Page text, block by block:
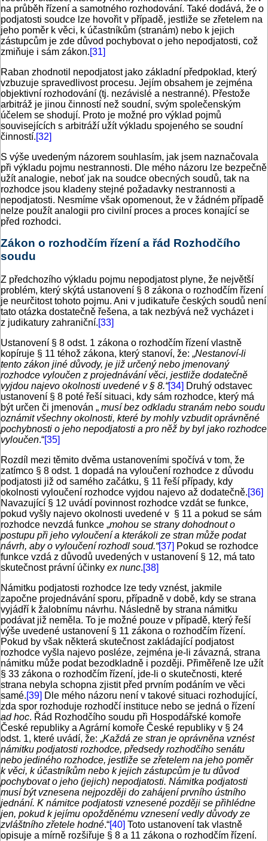
na průběh řízení a samotného rozhodování. Také dodává, že o
podjatosti soudce lze hovořit v případě, jestliže se zřetelem na
jeho poměr k věci, k účastníkům (stranám) nebo k jejich
zástupcům je zde důvod pochybovat o jeho nepodjatosti, což
zmiňuje i sám zákon.[31]
Raban zhodnotil nepodjatost jako základní předpoklad, který
vzbuzuje spravedlivost procesu. Jejím obsahem je zejména
objektivní rozhodování (tj. nezávislé a nestranné). Přestože
arbitráž je jinou činností než soudní, svým společenským
účelem se shodují. Proto je možné pro výklad pojmů
souvisejících s arbitráží užít výkladu spojeného se soudní
činností.[32]
S výše uvedeným názorem souhlasím, jak jsem naznačovala
při výkladu pojmu nestrannosti. Dle mého názoru lze bezpečně
užít analogie, neboť jak na soudce obecných soudů, tak na
rozhodce jsou kladeny stejné požadavky nestrannosti a
nepodjatosti. Nesmíme však opomenout, že v žádném případě
nelze použít analogii pro civilní proces a proces konající se
před rozhodci.
Zákon o rozhodčím řízení a řád Rozhodčího
soudu
Z předchozího výkladu pojmu nepodjatost plyne, že největší
problém, který skýtá ustanovení § 8 zákona o rozhodčím řízení
je neurčitost tohoto pojmu. Ani v judikatuře českých soudů není
tato otázka dostatečně řešena, a tak nezbývá než vycházet i
z judikatury zahraniční.[33]
Ustanovení § 8 odst. 1 zákona o rozhodčím řízení vlastně
kopíruje § 11 téhož zákona, který stanoví, že: „Nestanoví-li
tento zákon jiné důvody, je již určený nebo jmenovaný
rozhodce vyloučen z projednávání věci, jestliže dodatečně
vyjdou najevo okolnosti uvedené v § 8.“[34] Druhý odstavec
ustanovení § 8 poté řeší situaci, kdy sám rozhodce, který má
být určen či jmenován „ musí bez odkladu stranám nebo soudu
oznámit všechny okolnosti, které by mohly vzbudit oprávněné
pochybnosti o jeho nepodjatosti a pro něž by byl jako rozhodce
vyloučen.“[35]
Rozdíl mezi těmito dvěma ustanoveními spočívá v tom, že
zatímco § 8 odst. 1 dopadá na vyloučení rozhodce z důvodu
podjatosti již od samého začátku, § 11 řeší případy, kdy
okolnosti vyloučení rozhodce vyjdou najevo až dodatečně.[36]
Navazující § 12 uvádí povinnost rozhodce vzdát se funkce,
pokud vyšly najevo okolnosti uvedené v § 11 a pokud se sám
rozhodce nevzdá funkce „mohou se strany dohodnout o
postupu při jeho vyloučení a kterákoli ze stran může podat
návrh, aby o vyloučení rozhodl soud.“[37] Pokud se rozhodce
funkce vzdá z důvodů uvedených v ustanovení § 12, má tato
skutečnost právní účinky ex nunc.[38]
Námitku podjatosti rozhodce lze tedy vznést, jakmile
započne projednávání sporu, případně v době, kdy se strana
vyjádří k žalobnímu návrhu. Následně by strana námitku
podávat již neměla. To je možné pouze v případě, který řeší
výše uvedené ustanovení § 11 zákona o rozhodčím řízení.
Pokud by však některá skutečnost zakládající podjatost
rozhodce vyšla najevo posléze, zejména je-li závazná, strana
námitku může podat bezodkladně i později. Přiměřeně lze užít
§ 33 zákona o rozhodčím řízení, jde-li o skutečnosti, které
strana nebyla schopna zjistit před prvním podáním ve věci
samé.[39] Dle mého názoru není v takové situaci rozhodující,
zda spor rozhoduje rozhodčí instituce nebo se jedná o řízení
ad hoc. Řád Rozhodčího soudu při Hospodářské komoře
České republiky a Agrární komoře České republiky v § 24
odst. 1, které uvádí, že: „Každá ze stran je oprávněna vznést
námitku podjatosti rozhodce, předsedy rozhodčího senátu
nebo jediného rozhodce, jestliže se zřetelem na jeho poměr
k věci, k účastníkům nebo k jejich zástupcům je tu důvod
pochybovat o jeho (jejich) nepodjatosti. Námitka podjatosti
musí být vznesena nejpozději do zahájení prvního ústního
jednání. K námitce podjatosti vznesené později se přihlédne
jen, pokud k jejímu opožděnému vznesení vedly důvody ze
zvláštního zřetele hodné.“[40] Toto ustanovení tak vlastně
opisuje a mírně rozšiřuje § 8 a 11 zákona o rozhodčím řízení.